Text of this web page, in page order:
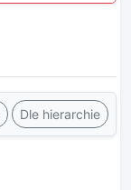
Dle hierarchie